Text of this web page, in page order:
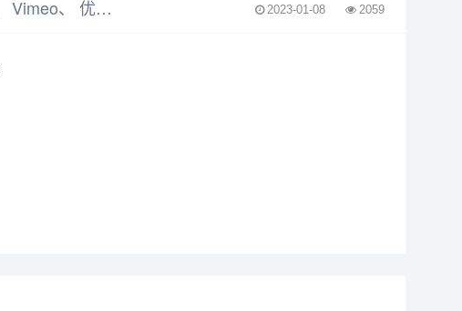
YouTube视频转换器, YouTube视频下载器, 免费在线YouTube下载︰ 下载 Youtube、 Facebook、 Vimeo、 优酷、 雅虎和其他许多 ！ 2023-01-08 2059